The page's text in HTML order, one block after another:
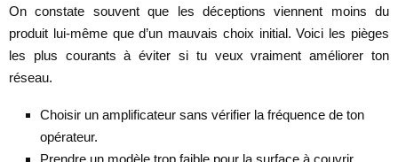
On constate souvent que les déceptions viennent moins du
produit lui-même que d’un mauvais choix initial. Voici les pièges
les plus courants à éviter si tu veux vraiment améliorer ton
réseau.
Choisir un amplificateur sans vérifier la fréquence de ton
opérateur.
Prendre un modèle trop faible pour la surface à couvrir.